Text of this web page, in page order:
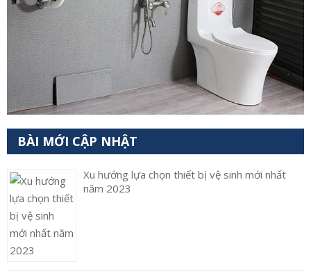
BÀI MỚI CẬP NHẬT
Xu hướng lựa chọn thiết bị vệ sinh mới nhất
năm 2023